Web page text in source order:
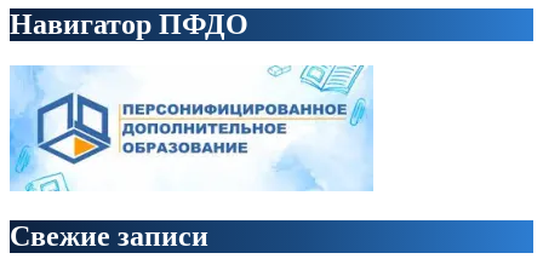
Навигатор ПФДО
Свежие записи